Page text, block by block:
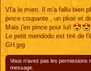
s
a
g
Vl'a le mien. Il m'a fallu bien
pince coupante , un plioir et
Mais j'en pince pour lui!
Le petit mendodo est tiré de
GH.jpg
Vous n’avez pas les
message.